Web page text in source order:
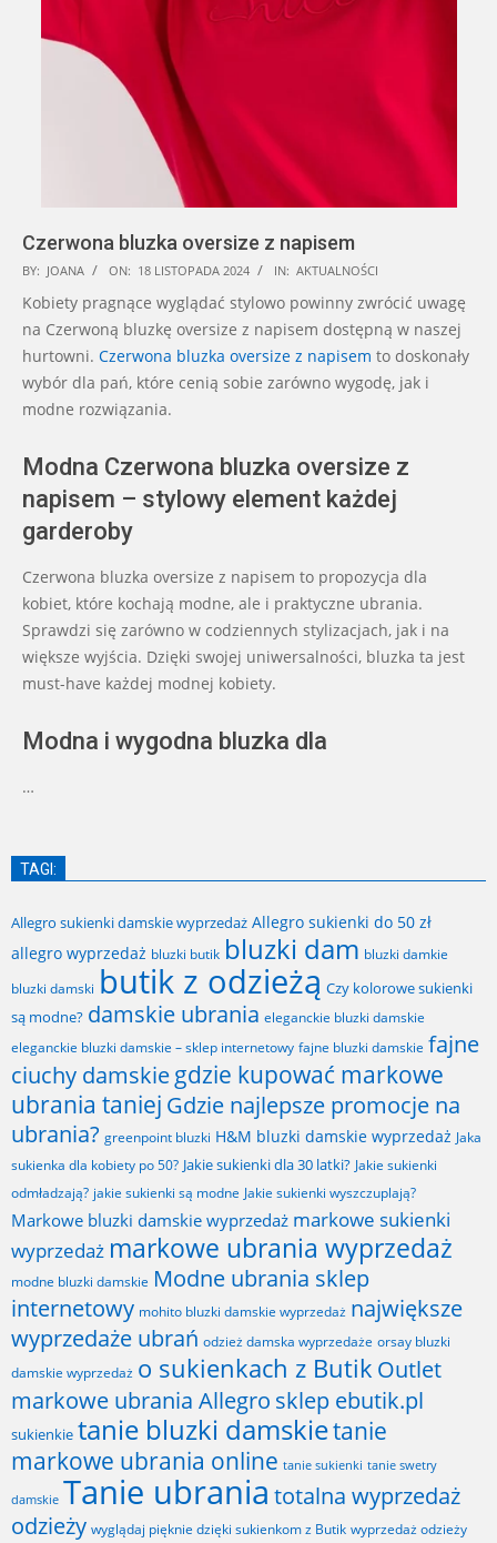
Czerwona bluzka oversize z napisem
2024-
11-
18
BY: JOANA ON: 18 LISTOPADA 2024 IN: AKTUALNOŚCI
Kobiety pragnące wyglądać stylowo powinny zwrócić uwagę
na Czerwoną bluzkę oversize z napisem dostępną w naszej
hurtowni. Czerwona bluzka oversize z napisem to doskonały
wybór dla pań, które cenią sobie zarówno wygodę, jak i
modne rozwiązania.
Modna Czerwona bluzka oversize z
napisem – stylowy element każdej
garderoby
Czerwona bluzka oversize z napisem to propozycja dla
kobiet, które kochają modne, ale i praktyczne ubrania.
Sprawdzi się zarówno w codziennych stylizacjach, jak i na
większe wyjścia. Dzięki swojej uniwersalności, bluzka ta jest
must-have każdej modnej kobiety.
Modna i wygodna bluzka dla
…
TAGI:
Allegro sukienki damskie wyprzedaż Allegro sukienki do 50 zł
allegro wyprzedaż bluzki butik bluzki dam bluzki damkie
bluzki damski butik z odzieżą Czy kolorowe sukienki
są modne? damskie ubrania eleganckie bluzki damskie
eleganckie bluzki damskie – sklep internetowy fajne bluzki damskie fajne
ciuchy damskiegdzie kupować markowe
ubrania taniej Gdzie najlepsze promocje na
ubrania? greenpoint bluzki H&M bluzki damskie wyprzedaż Jaka
sukienka dla kobiety po 50? Jakie sukienki dla 30 latki? Jakie sukienki
odmładzają? jakie sukienki są modne Jakie sukienki wyszczuplają?
Markowe bluzki damskie wyprzedaż markowe sukienki
wyprzedaż markowe ubrania wyprzedaż
modne bluzki damskie Modne ubrania sklep
internetowy mohito bluzki damskie wyprzedaż największe
wyprzedaże ubrań odzież damska wyprzedaże orsay bluzki
damskie wyprzedaż o sukienkach z Butik Outlet
markowe ubrania Allegro sklep ebutik.pl
sukienkie tanie bluzki damskietanie
markowe ubrania online tanie sukienki tanie swetry
damskie Tanie ubrania totalna wyprzedaż
odzieży wyglądaj pięknie dzięki sukienkom z Butik wyprzedaż odzieży